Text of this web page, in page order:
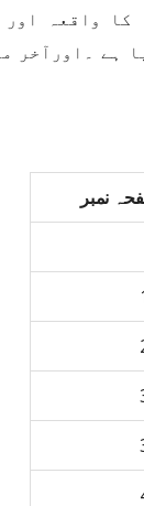
کا واقعہ اور
ہے ۔اورآخر
نمبر